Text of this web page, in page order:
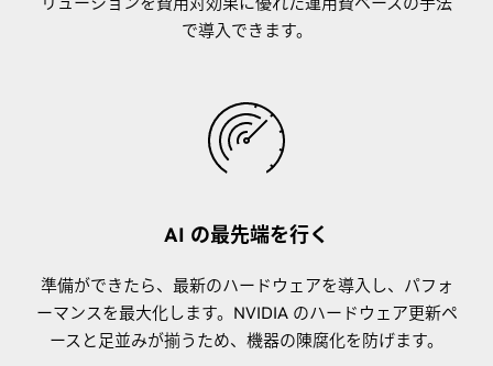
で導入できます。
AI の最先端を行く
準備ができたら、最新のハードウェアを導入し、パフォ
ーマンスを最大化します。NVIDIA のハードウェア更新ペ
ースと足並みが揃うため、機器の陳腐化を防げます。